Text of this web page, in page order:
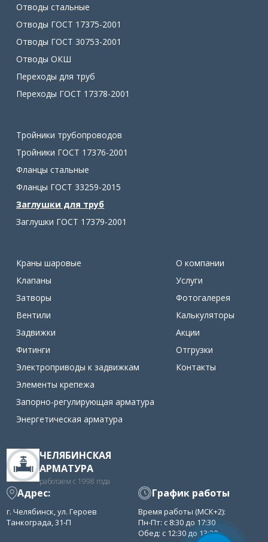
Отводы стальные
Отводы ГОСТ 17375-2001
Отводы ГОСТ 30753-2001
Отводы ОКШ
Переходы для труб
Переходы ГОСТ 17378-2001
Тройники трубопроводов
Тройники ГОСТ 17376-2001
Фланцы стальные
Фланцы ГОСТ 33259-2015
Заглушки для труб
Заглушки ГОСТ 17379-2001
Краны шаровые
Клапаны
Затворы
Вентили
Задвижки
Фитинги
Электроприводы к задвижкам
Элементы крепежа
Запорно-регулирующая арматура
Энергетическая арматура
О компании
Услуги
Фотогалерея
Калькуляторы
Акции
Отгрузки
Контакты
ЧЕЛЯБИНСКАЯ
АРМАТУРА
работаем с 1998 года
Адрес:
г. Челябинск, ул. Героев
Танкограда, 31-П
График работы
Время работы (МСК+2):
Пн-Пт: с 8:30 до 17:30
Обед: с 12:30 до 13:30